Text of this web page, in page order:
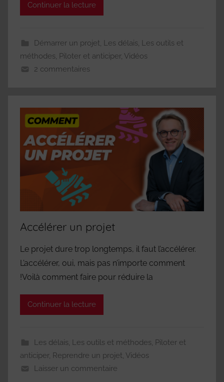
Continuer la lecture
Démarrer un projet, Les délais, Les outils et
méthodes, Piloter et anticiper, Vidéos
2 commentaires
Accélérer un projet
Le projet dure trop longtemps, il faut l’accélérer.
L’accélérer, oui, mais pas n’importe comment
!Voilà comment faire pour réduire la
Continuer la lecture
Les délais, Les outils et méthodes, Piloter et
anticiper, Reprendre un projet, Vidéos
Laisser un commentaire